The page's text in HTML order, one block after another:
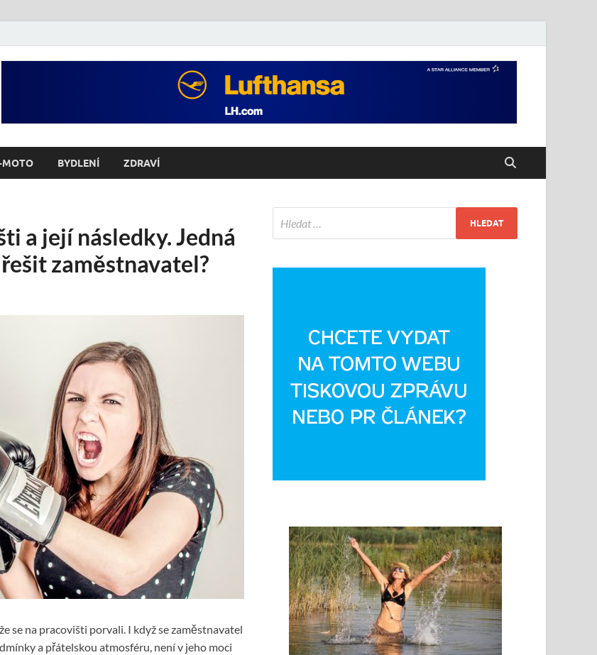
MOTO BYDLENÍ ZDRAVÍ
a její následky. Jedná
zaměstnavatel?
se na pracovišti porvali. I když se zaměstnavatel
a přátelskou atmosféru, není v jeho moci